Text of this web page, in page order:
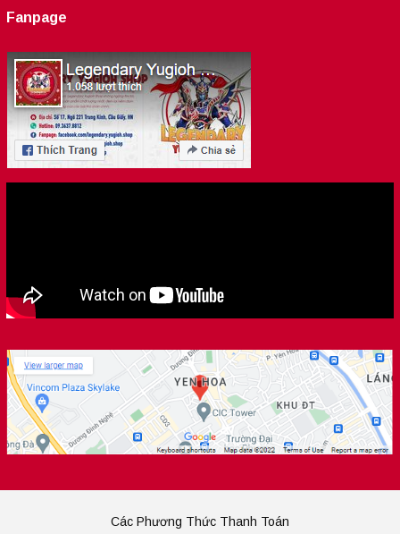
Fanpage
Các Phương Thức Thanh Toán